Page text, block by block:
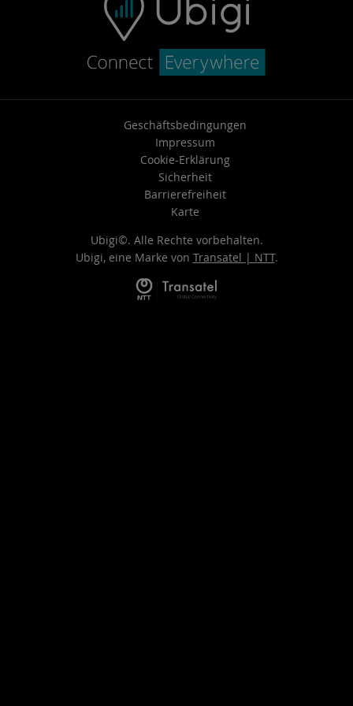
Geschäftsbedingungen
Impressum
Cookie-Erklärung
Sicherheit
Barrierefreiheit
Karte
Ubigi©. Alle Rechte vorbehalten.
Ubigi, eine Marke von Transatel | NTT.